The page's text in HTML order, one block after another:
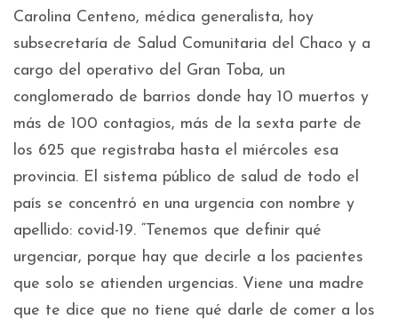
Carolina Centeno, médica generalista, hoy
subsecretaría de Salud Comunitaria del Chaco y a
cargo del operativo del Gran Toba, un
conglomerado de barrios donde hay 10 muertos y
más de 100 contagios, más de la sexta parte de
los 625 que registraba hasta el miércoles esa
provincia. El sistema público de salud de todo el
país se concentró en una urgencia con nombre y
apellido: covid-19. “Tenemos que definir qué
urgenciar, porque hay que decirle a los pacientes
que solo se atienden urgencias. Viene una madre
que te dice que no tiene qué darle de comer a los